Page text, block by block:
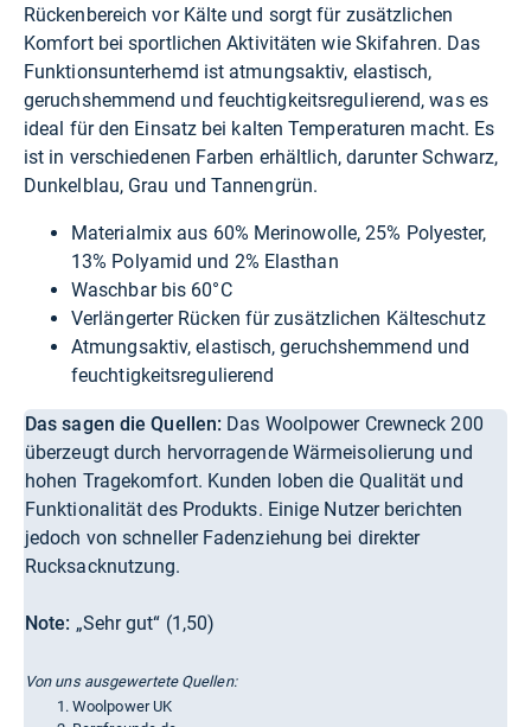
Rückenbereich vor Kälte und sorgt für zusätzlichen
Komfort bei sportlichen Aktivitäten wie Skifahren. Das
Funktionsunterhemd ist atmungsaktiv, elastisch,
geruchshemmend und feuchtigkeitsregulierend, was es
ideal für den Einsatz bei kalten Temperaturen macht. Es
ist in verschiedenen Farben erhältlich, darunter Schwarz,
Dunkelblau, Grau und Tannengrün.
Materialmix aus 60% Merinowolle, 25% Polyester,
13% Polyamid und 2% Elasthan
Waschbar bis 60°C
Verlängerter Rücken für zusätzlichen Kälteschutz
Atmungsaktiv, elastisch, geruchshemmend und
feuchtigkeitsregulierend
Das sagen die Quellen: Das Woolpower Crewneck 200
überzeugt durch hervorragende Wärmeisolierung und
hohen Tragekomfort. Kunden loben die Qualität und
Funktionalität des Produkts. Einige Nutzer berichten
jedoch von schneller Fadenziehung bei direkter
Rucksacknutzung.
Note: „Sehr gut“ (1,50)
Von uns ausgewertete Quellen:
Woolpower UK